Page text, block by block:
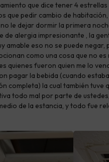
que dice tener 4 estrellas
que pedir cambio de habitación,
le dejar dormir la primera
de alergia impresionante , la
amable eso no se puede negar,
como una cosa que no es
quienes fueron quien me lo
pagar la bebida (cuando
completa) la cual también tuve
todo mal por parte de
de la estancia, y todo fue